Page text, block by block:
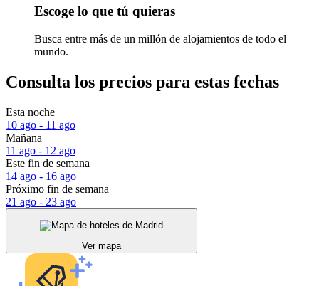
Escoge lo que tú quieras
Busca entre más de un millón de alojamientos de todo el
mundo.
Consulta los precios para estas fechas
Esta noche
10 ago - 11 ago
Mañana
11 ago - 12 ago
Este fin de semana
14 ago - 16 ago
Próximo fin de semana
21 ago - 23 ago
Ver mapa